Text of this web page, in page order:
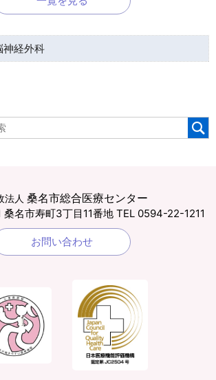
経外科
法人 桑名市総合医療センター
桑名市寿町3丁目11番地 TEL 0594-22-1211
お問い合わせ